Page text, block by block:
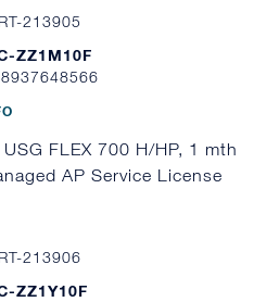
213905
ZZ1M10F
FLEX 700 H/HP, 1 mth
AP Service License
213906
ZZ1Y10F